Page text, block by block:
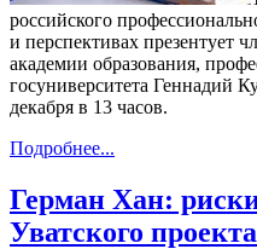
российского
и перспективах презентует
академии образования,
госуниверситета Геннадий
декабря в 13 часов.
Подробнее...
Герман Хан:
Уватского